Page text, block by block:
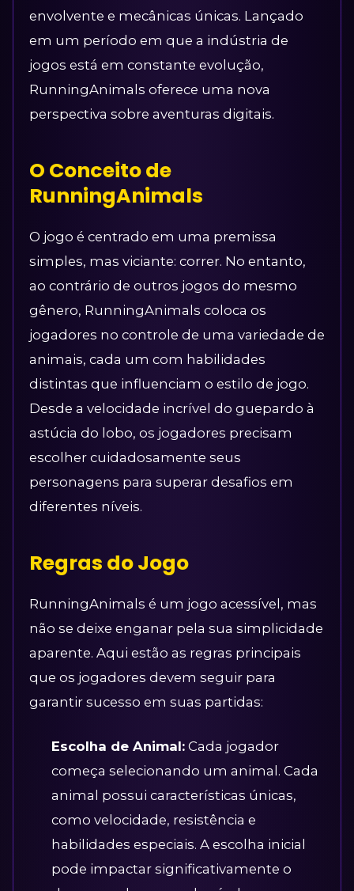
envolvente e mecânicas únicas. Lançado
em um período em que a indústria de
jogos está em constante evolução,
RunningAnimals oferece uma nova
perspectiva sobre aventuras digitais.
O Conceito de
RunningAnimals
O jogo é centrado em uma premissa
simples, mas viciante: correr. No entanto,
ao contrário de outros jogos do mesmo
gênero, RunningAnimals coloca os
jogadores no controle de uma variedade de
animais, cada um com habilidades
distintas que influenciam o estilo de jogo.
Desde a velocidade incrível do guepardo à
astúcia do lobo, os jogadores precisam
escolher cuidadosamente seus
personagens para superar desafios em
diferentes níveis.
Regras do Jogo
RunningAnimals é um jogo acessível, mas
não se deixe enganar pela sua simplicidade
aparente. Aqui estão as regras principais
que os jogadores devem seguir para
garantir sucesso em suas partidas:
Escolha de Animal: Cada jogador
começa selecionando um animal. Cada
animal possui características únicas,
como velocidade, resistência e
habilidades especiais. A escolha inicial
pode impactar significativamente o